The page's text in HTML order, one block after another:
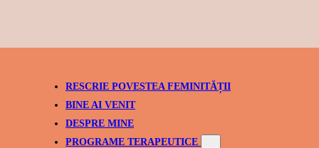
RESCRIE POVESTEA FEMINITĂȚII
BINE AI VENIT
DESPRE MINE
PROGRAME TERAPEUTICE